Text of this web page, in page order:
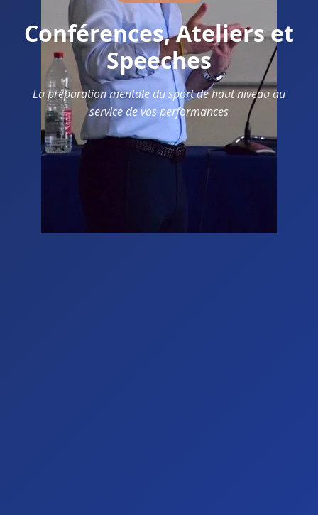
Conférences, Ateliers et
Speeches
La préparation mentale du sport de haut niveau au
service de vos performances